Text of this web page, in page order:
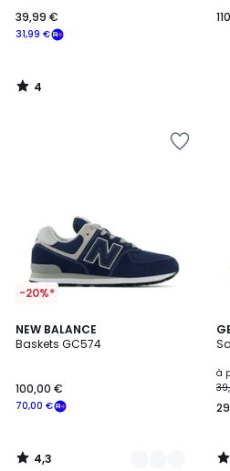
31,99 €
39,99 €
4
/
-20%*
NEW BALANCE
Baskets GC574
70,00 €
100,00 €
4,3
/ 5
5
Couleurs
4,3
/
à
5
/
/